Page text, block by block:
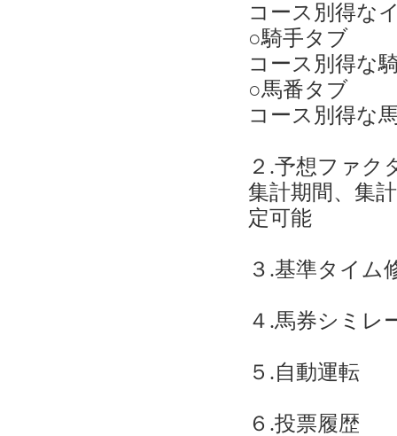
コース別得な
○騎手タブ
コース別得な
○馬番タブ
コース別得な
２.予想ファク
集計期間、集
定可能
３.基準タイム
４.馬券シミレ
５.自動運転
６.投票履歴